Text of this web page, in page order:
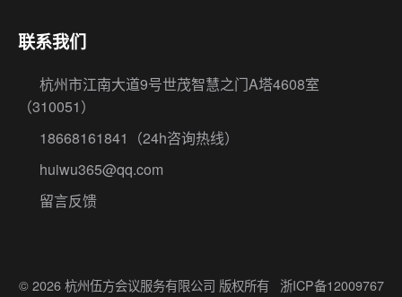
联系我们
杭州市江南大道9号世茂智慧之门A塔4608室
（310051）
18668161841
（24h咨询热线）
huiwu365@qq.com
留言反馈
© 2026 杭州伍方会议服务有限公司 版权所有 浙ICP备12009767